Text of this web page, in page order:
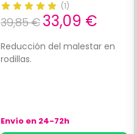
(1)
39,85 € 33,09 €
Reducción del malestar en
rodillas.
Envío en 24-72h